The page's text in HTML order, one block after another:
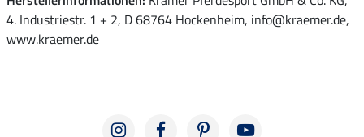
4. Industriestr. 1 + 2, D 68764 Hockenheim, info@kraemer.de,
www.kraemer.de